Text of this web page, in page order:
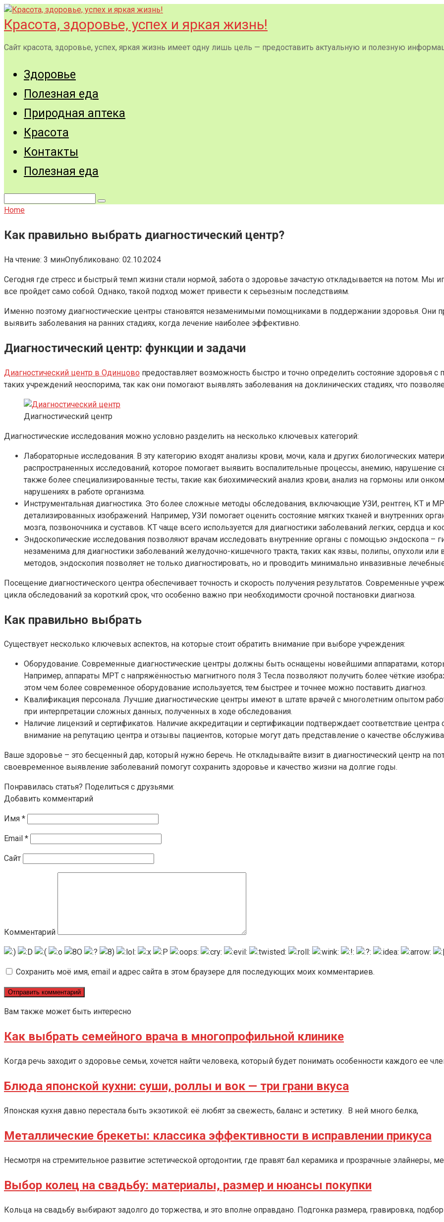
Перейти
к
контенту
Красота, здоровье, успех и яркая жизнь!
Сайт красота, здоровье, успех, яркая жизнь имеет одну лишь цель — предоставить актуальную и полезную
Здоровье
Полезная еда
Природная аптека
Красота
Контакты
Полезная еда
Home
Как правильно выбрать диагностический центр?
На чтение: 3 минОпубликовано: 02.10.2024
Сегодня где стресс и быстрый темп жизни стали нормой, забота о здоровье зачастую откладывается на потом. Мы
все пройдет само собой. Однако, такой подход может привести к серьезным последствиям.
Именно поэтому диагностические центры становятся незаменимыми помощниками в поддержании здоровья. Они
выявить заболевания на ранних стадиях, когда лечение наиболее эффективно.
Диагностический центр: функции и задачи
Диагностический центр в Одинцово предоставляет возможность быстро и точно определить состояние
таких учреждений неоспорима, так как они помогают выявлять заболевания на доклинических стадиях, что
Диагностический центр
Диагностические исследования можно условно разделить на несколько ключевых категорий:
Лабораторные исследования. В эту категорию входят анализы крови, мочи, кала и других биологических
распространенных исследований, которое помогает выявить воспалительные процессы, анемию, нарушение
также более специализированные тесты, такие как биохимический анализ крови, анализ на гормоны или
нарушениях в работе организма.
Инструментальная диагностика. Это более сложные методы обследования, включающие УЗИ, рентген, КТ и
детализированных изображений. Например, УЗИ помогает оценить состояние мягких тканей и внутренних
мозга, позвоночника и суставов. КТ чаще всего используется для диагностики заболеваний легких, сердца и
Эндоскопические исследования позволяют врачам исследовать внутренние органы с помощью эндоскопа –
незаменима для диагностики заболеваний желудочно-кишечного тракта, таких как язвы, полипы, опухоли
методов, эндоскопия позволяет не только диагностировать, но и проводить минимально инвазивные
Посещение диагностического центра обеспечивает точность и скорость получения результатов. Современные
цикла обследований за короткий срок, что особенно важно при необходимости срочной постановки диагноза.
Как правильно выбрать
Существует несколько ключевых аспектов, на которые стоит обратить внимание при выборе учреждения:
Оборудование. Современные диагностические центры должны быть оснащены новейшими аппаратами,
Например, аппараты МРТ с напряжённостью магнитного поля 3 Тесла позволяют получить более чёткие
этом чем более современное оборудование используется, тем быстрее и точнее можно поставить диагноз.
Квалификация персонала. Лучшие диагностические центры имеют в штате врачей с многолетним опытом
при интерпретации сложных данных, полученных в ходе обследования.
Наличие лицензий и сертификатов. Наличие аккредитации и сертификации подтверждает соответствие
внимание на репутацию центра и отзывы пациентов, которые могут дать представление о качестве
Ваше здоровье – это бесценный дар, который нужно беречь. Не откладывайте визит в диагностический центр на
своевременное выявление заболеваний помогут сохранить здоровье и качество жизни на долгие годы.
Понравилась статья? Поделиться с друзьями:
Добавить комментарий
Имя *
Email *
Сайт
Комментарий
Сохранить моё имя, email и адрес сайта в этом браузере для последующих моих комментариев.
Вам также может быть интересно
Как выбрать семейного врача в многопрофильной клинике
Когда речь заходит о здоровье семьи, хочется найти человека, который будет понимать особенности каждого ее
Блюда японской кухни: суши, роллы и вок — три грани вкуса
Японская кухня давно перестала быть экзотикой: её любят за свежесть, баланс и эстетику. В ней много белка,
Металлические брекеты: классика эффективности в исправлении прикуса
Несмотря на стремительное развитие эстетической ортодонтии, где правят бал керамика и прозрачные элайнеры,
Выбор колец на свадьбу: материалы, размер и нюансы покупки
Кольца на свадьбу выбирают задолго до торжества, и это вполне оправдано. Подгонка размера, гравировка,